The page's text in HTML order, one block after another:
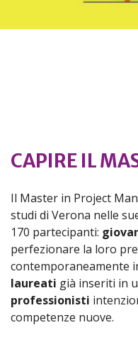
CAPIRE IL
Il Master in Project
studi di Verona nelle
170 partecipanti:
perfezionare la loro
contemporaneamente
laureati già inseriti in
professionisti
competenze nuove.